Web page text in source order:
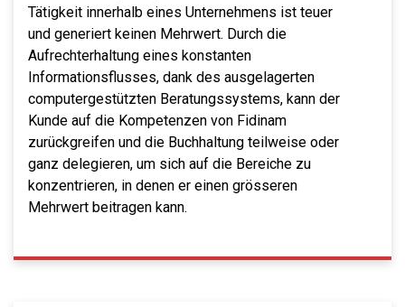
Tätigkeit innerhalb eines Unternehmens ist teuer
und generiert keinen Mehrwert. Durch die
Aufrechterhaltung eines konstanten
Informationsflusses, dank des ausgelagerten
computergestützten Beratungssystems, kann der
Kunde auf die Kompetenzen von Fidinam
zurückgreifen und die Buchhaltung teilweise oder
ganz delegieren, um sich auf die Bereiche zu
konzentrieren, in denen er einen grösseren
Mehrwert beitragen kann.